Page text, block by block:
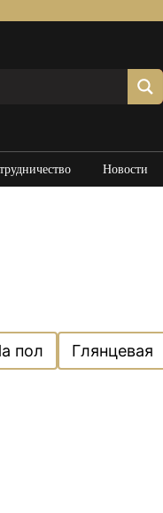
Новости
пол Глянцевая